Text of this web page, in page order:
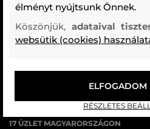
AZ EREDETISÉG GARANCIÁJA
Cégünk több évtizedes értékesítési
Magyarországon. Nálunk mindig
29 990 Ft feletti szállítás mindig
17 ÜZLET MAGYARORSZÁGON
élményt nyújtsunk Önnek.
Köszönjük, adataival
websütik (cookies)
RÉSZLETES
ELFOGADOM